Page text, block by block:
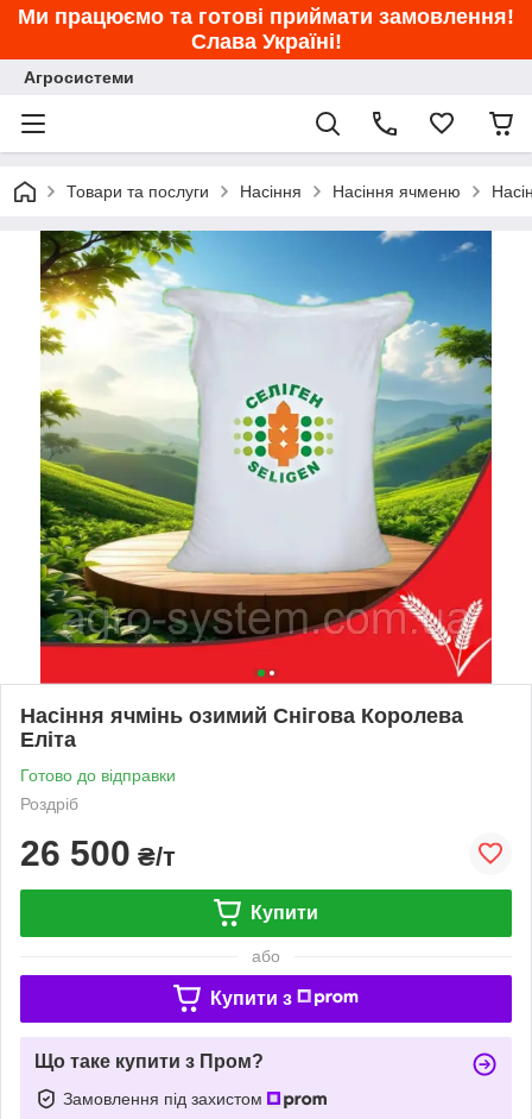
Ми працюємо та готові приймати замовлення!
Слава Україні!
Агросистеми
Товари та послуги Насіння Насіння ячменю
Насіння ячмінь озимий Снігова Королева
Еліта
Готово до відправки
Роздріб
26 500 ₴/т
Купити
або
Купити з
Що таке купити з Пром?
Замовлення під захистом